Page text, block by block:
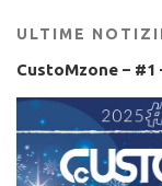
ULTIME
CustoMzone – #1